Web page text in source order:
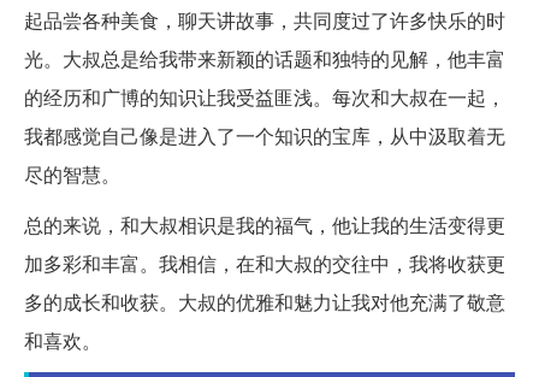
起品尝各种美食，聊天讲故事，共同度过了许多快乐的时
光。大叔总是给我带来新颖的话题和独特的见解，他丰富
的经历和广博的知识让我受益匪浅。每次和大叔在一起，
我都感觉自己像是进入了一个知识的宝库，从中汲取着无
尽的智慧。
总的来说，和大叔相识是我的福气，他让我的生活变得更
加多彩和丰富。我相信，在和大叔的交往中，我将收获更
多的成长和收获。大叔的优雅和魅力让我对他充满了敬意
和喜欢。